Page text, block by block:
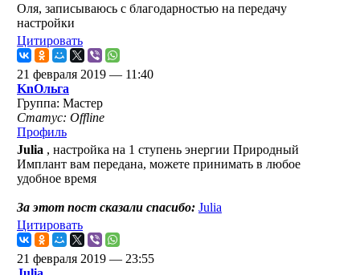
Оля, записываюсь с благодарностью на передачу
настройки
Цитировать
21 февраля 2019 — 11:40
KnОльга
Группа: Мастер
Статус: Offline
Профиль
Julia , настройка на 1 ступень энергии Природный
Имплант вам передана, можете принимать в любое
удобное время
За этот пост сказали спасибо: Julia
Цитировать
21 февраля 2019 — 23:55